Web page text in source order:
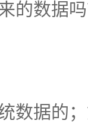
的数据
数据的